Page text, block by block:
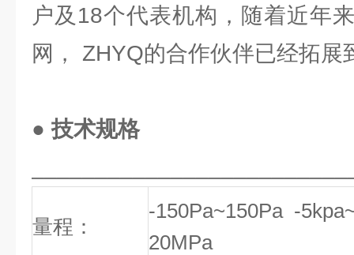
户及18个代表机构，随着近年
网， ZHYQ的合作伙伴已经拓展
● 技术规格
量程：
-150Pa~150Pa -
20MPa